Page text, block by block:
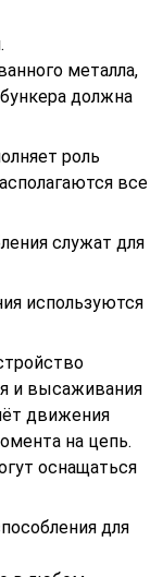
металла,
должна
роль
все
служат для
используются
и высаживания
движения
на цепь.
оснащаться
для